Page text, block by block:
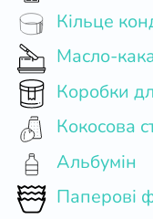
Кільце
Масло-
Коробки
Кокосова
Альбумін
Паперові